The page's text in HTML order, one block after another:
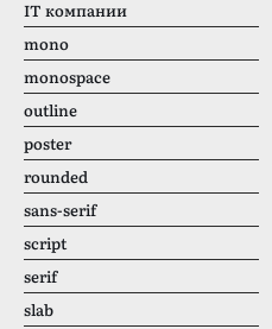
IT компании
mono
monospace
outline
poster
rounded
sans-serif
script
serif
slab